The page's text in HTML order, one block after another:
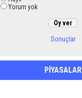
Yorum yok
Sonuçlar
PİYASALAR